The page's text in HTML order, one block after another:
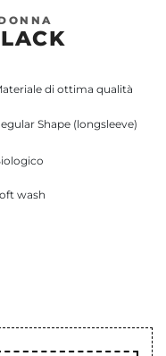
di ottima qualità
Shape (longsleeve)
wash